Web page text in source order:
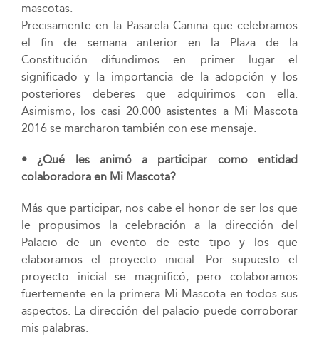
mascotas.
Precisamente en la Pasarela Canina que celebramos
el fin de semana anterior en la Plaza de la
Constitución difundimos en primer lugar el
significado y la importancia de la adopción y los
posteriores deberes que adquirimos con ella.
Asimismo, los casi 20.000 asistentes a Mi Mascota
2016 se marcharon también con ese mensaje.
• ¿Qué les animó a participar como entidad
colaboradora en Mi Mascota?
Más que participar, nos cabe el honor de ser los que
le propusimos la celebración a la dirección del
Palacio de un evento de este tipo y los que
elaboramos el proyecto inicial. Por supuesto el
proyecto inicial se magnificó, pero colaboramos
fuertemente en la primera Mi Mascota en todos sus
aspectos. La dirección del palacio puede corroborar
mis palabras.